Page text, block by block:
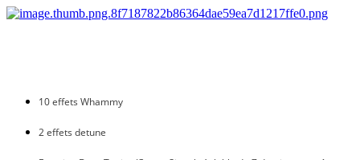
10 effets Whammy
2 effets detune